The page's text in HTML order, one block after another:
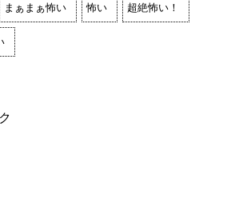
まぁまぁ怖い 怖い 超絶怖い！